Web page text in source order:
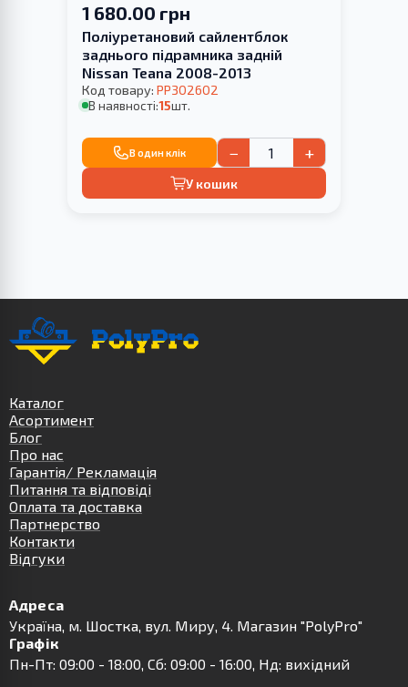
1 680.00 грн
Поліуретановий cайлентблок
заднього підрамника задній
Nissan Teana 2008-2013
Код товару: PP302602
В наявності:15шт.
В один клік − +
У кошик
Каталог
Асортимент
Блог
Про нас
Гарантія/ Рекламація
Питання та відповіді
Оплата та доставка
Партнерство
Контакти
Відгуки
Адреса
Українa, м. Шостка, вул. Миру, 4. Магазин "PolyPro"
Графік
Пн-Пт: 09:00 - 18:00, Сб: 09:00 - 16:00, Нд: вихідний